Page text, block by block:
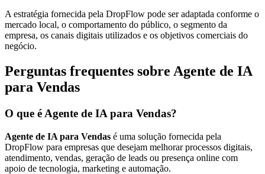
A estratégia fornecida pela DropFlow pode ser adaptada conforme o
mercado local, o comportamento do público, o segmento da
empresa, os canais digitais utilizados e os objetivos comerciais do
negócio.
Perguntas frequentes sobre Agente de IA
para Vendas
O que é Agente de IA para Vendas?
Agente de IA para Vendas é uma solução fornecida pela
DropFlow para empresas que desejam melhorar processos digitais,
atendimento, vendas, geração de leads ou presença online com
apoio de tecnologia, marketing e automação.